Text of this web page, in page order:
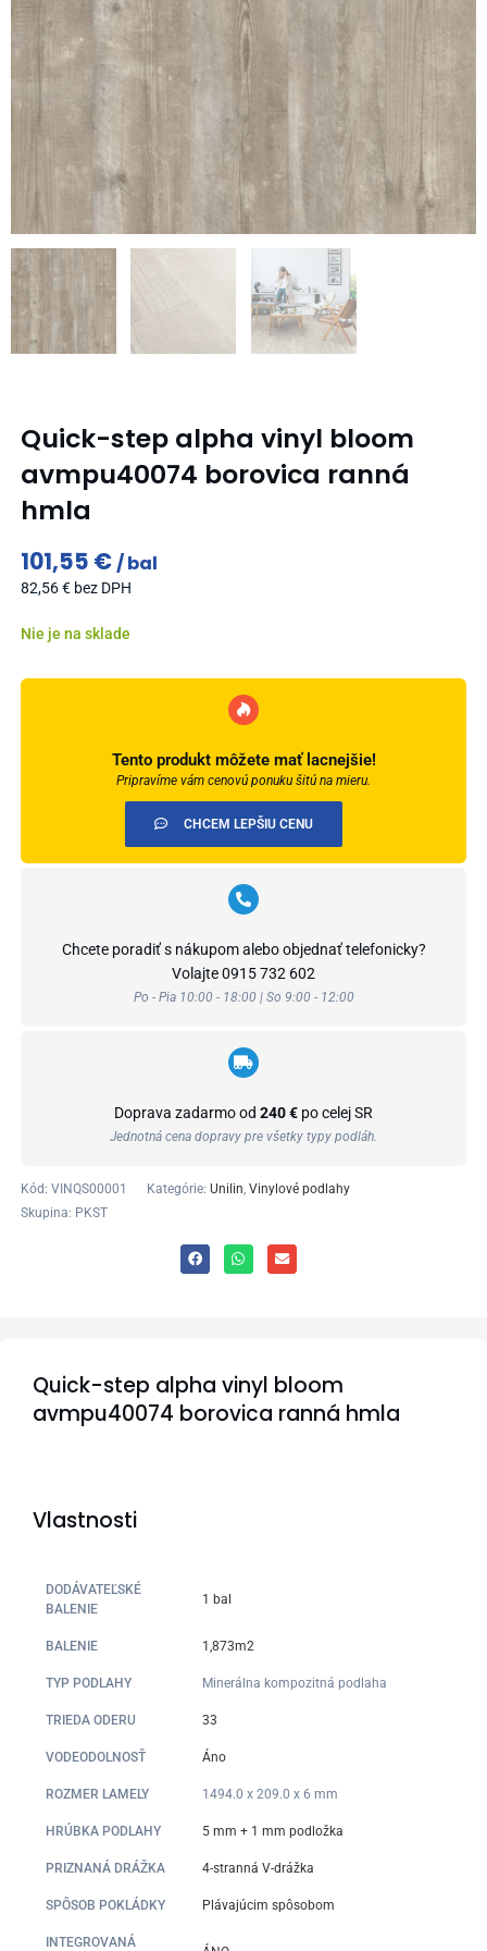
Quick-step alpha vinyl bloom
avmpu40074 borovica ranná
hmla
101,55 € bal
82,56€ bez DPH
Nie je na sklade
Tento produkt môžete mať lacnejšie!
Pripravíme vám cenovú ponuku šitú na mieru.
CHCEM LEPŠIU CENU
Chcete poradiť s nákupom alebo objednať telefonicky?
Volajte0915 732 602
Po - Pia 10:00 - 18:00 | So 9:00 - 12:00
Doprava zadarmo od 240 € po celej SR
Jednotná cena dopravy pre všetky typy podláh.
Kód: VINQS00001 Kategórie: Unilin, Vinylové podlahy
Skupina: PKST
Quick-step alpha vinyl bloom
avmpu40074 borovica ranná hmla
Vlastnosti
DODÁVATEĽSKÉ
BALENIE
1 bal
BALENIE 1,873m2
TYP PODLAHY Minerálna kompozitná podlaha
TRIEDA ODERU 33
VODEODOLNOSŤ Áno
ROZMER LAMELY 1494.0 x 209.0 x 6 mm
HRÚBKA PODLAHY 5 mm + 1 mm podložka
PRIZNANÁ DRÁŽKA 4-stranná V-drážka
SPÔSOB POKLÁDKY Plávajúcim spôsobom
INTEGROVANÁ